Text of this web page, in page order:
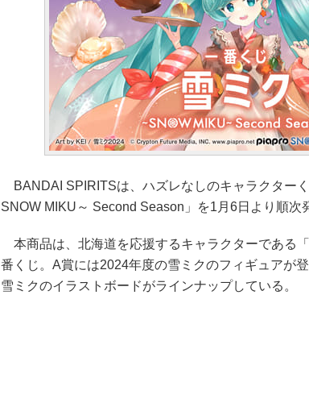
BANDAI SPIRITSは、ハズレなしのキャラクター
SNOW MIKU～ Second Season」を1月6日より順次
本商品は、北海道を応援するキャラクターである
番くじ。A賞には2024年度の雪ミクのフィギュアが
雪ミクのイラストボードがラインナップしている。